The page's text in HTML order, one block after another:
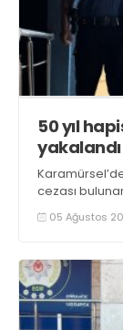
50 yıl
yakalandı
cezası
05 Ağustos